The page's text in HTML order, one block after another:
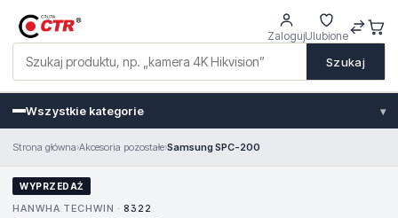
Szukaj
ZalogujUlubione
Wszystkie kategorie ▾
Strona główna›Akcesoria pozostałe›Samsung SPC-200
WYPRZEDAŻ
HANWHA TECHWIN · 8322